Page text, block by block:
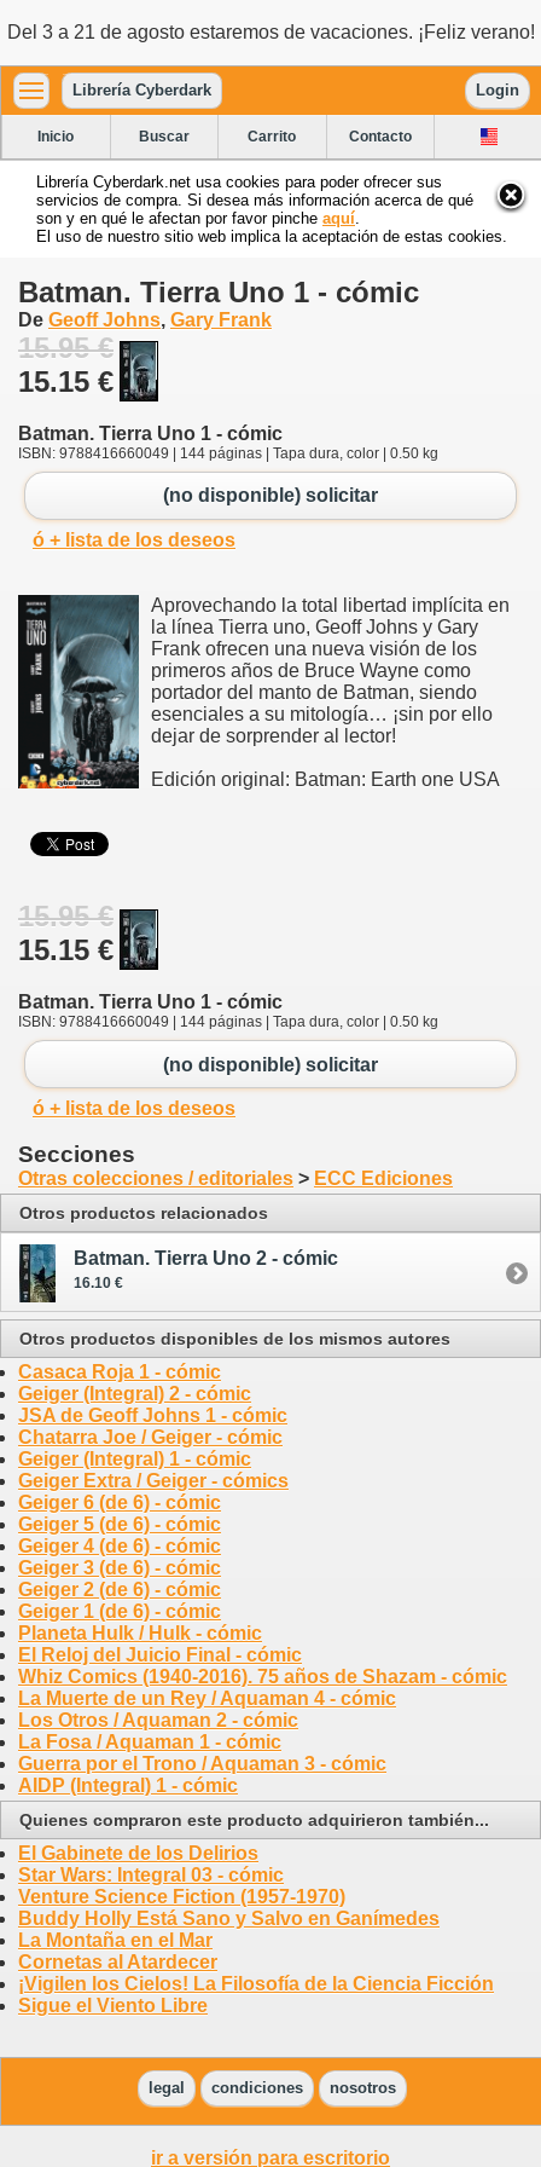
Del 3 a 21 de agosto estaremos de vacaciones. ¡Feliz verano!
Librería Cyberdark Login
Inicio Buscar Carrito Contacto
Librería Cyberdark.net usa cookies para poder ofrecer sus
servicios de compra. Si desea más información acerca de qué
son y en qué le afectan por favor pinche aquí
El uso de nuestro sitio web implica la aceptación de estas cookies.
Batman. Tierra Uno 1 - cómic
De Geoff Johns, Gary Frank
15.95 €
15.15 €
Batman. Tierra Uno 1 - cómic
ISBN: 9788416660049 | 144 páginas | Tapa dura, color | 0.50 kg
(no disponible) solicitar
ó + lista de los deseos
Aprovechando la total libertad implícita en
la línea Tierra uno, Geoff Johns y Gary
Frank ofrecen una nueva visión de los
primeros años de Bruce Wayne como
portador del manto de Batman, siendo
esenciales a su mitología… ¡sin por ello
dejar de sorprender al lector!
Edición original: Batman: Earth one USA
15.95 €
15.15 €
Batman. Tierra Uno 1 - cómic
ISBN: 9788416660049 | 144 páginas | Tapa dura, color | 0.50 kg
(no disponible) solicitar
ó + lista de los deseos
Secciones
Otras colecciones / editoriales > ECC Ediciones
Otros productos relacionados
Batman. Tierra Uno 2 - cómic
16.10 €
Otros productos disponibles de los mismos autores
Casaca Roja 1 - cómic
Geiger (Integral) 2 - cómic
JSA de Geoff Johns 1 - cómic
Chatarra Joe / Geiger - cómic
Geiger (Integral) 1 - cómic
Geiger Extra / Geiger - cómics
Geiger 6 (de 6) - cómic
Geiger 5 (de 6) - cómic
Geiger 4 (de 6) - cómic
Geiger 3 (de 6) - cómic
Geiger 2 (de 6) - cómic
Geiger 1 (de 6) - cómic
Planeta Hulk / Hulk - cómic
El Reloj del Juicio Final - cómic
Whiz Comics (1940-2016). 75 años de Shazam - cómic
La Muerte de un Rey / Aquaman 4 - cómic
Los Otros / Aquaman 2 - cómic
La Fosa / Aquaman 1 - cómic
Guerra por el Trono / Aquaman 3 - cómic
AIDP (Integral) 1 - cómic
Quienes compraron este producto adquirieron también...
El Gabinete de los Delirios
Star Wars: Integral 03 - cómic
Venture Science Fiction (1957-1970)
Buddy Holly Está Sano y Salvo en Ganímedes
La Montaña en el Mar
Cornetas al Atardecer
¡Vigilen los Cielos! La Filosofía de la Ciencia Ficción
Sigue el Viento Libre
legal condiciones nosotros
ir a versión para escritorio